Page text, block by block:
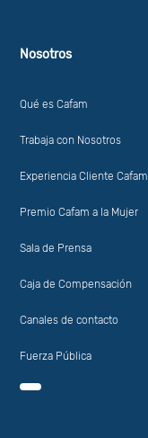
Nosotros
Qué es Cafam
Trabaja con Nosotros
Experiencia Cliente Cafam
Premio Cafam a la Mujer
Sala de Prensa
Caja de Compensación
Canales de contacto
Fuerza Pública